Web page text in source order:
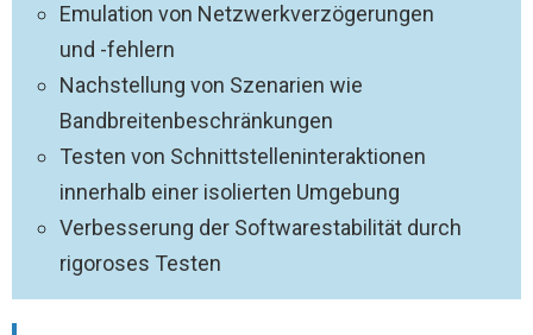
Emulation von Netzwerkverzögerungen
und -fehlern
Nachstellung von Szenarien wie
Bandbreitenbeschränkungen
Testen von Schnittstelleninteraktionen
innerhalb einer isolierten Umgebung
Verbesserung der Softwarestabilität durch
rigoroses Testen